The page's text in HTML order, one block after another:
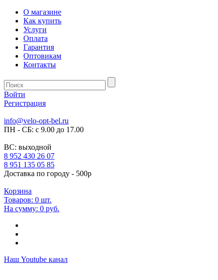
О магазине
Как купить
Услуги
Оплата
Гарантия
Оптовикам
Контакты
Войти
Регистрация
info@velo-opt-bel.ru
ПН - СБ: с 9.00 до 17.00
ВС: выходной
8 952 430 26 07
8 951 135 05 85
Доставка по городу - 500р
Корзина
Товаров: 0 шт.
На сумму: 0 руб.
Наш Youtube канал